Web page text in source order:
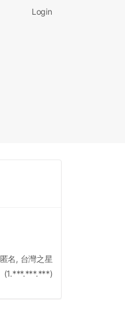
Login
匿名, 台灣之星
(1.***.***.***)